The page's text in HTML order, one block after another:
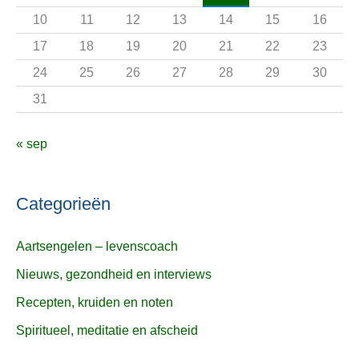
r
:
10
11 12 13 14 15
16
17
18 19 20 21 22
23
24
25 26 27 28 29
30
31
« sep
Categorieën
Aartsengelen – levenscoach
Nieuws, gezondheid en interviews
Recepten, kruiden en noten
Spiritueel, meditatie en afscheid